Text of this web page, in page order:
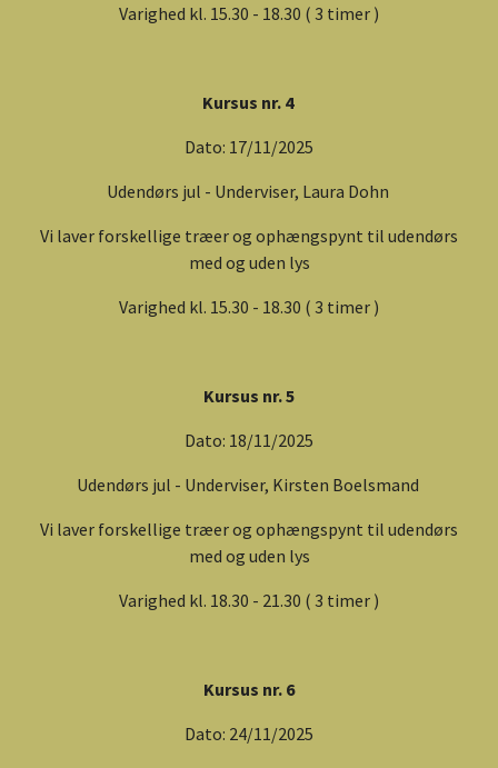
Varighed kl. 15.30 - 18.30 ( 3 timer )
Kursus nr. 4
Dato: 17/11/2025
Udendørs jul - Underviser, Laura Dohn
Vi laver forskellige træer og ophængspynt til udendørs
med og uden lys
Varighed kl. 15.30 - 18.30 ( 3 timer )
Kursus nr. 5
Dato: 18/11/2025
Udendørs jul - Underviser, Kirsten Boelsmand
Vi laver forskellige træer og ophængspynt til udendørs
med og uden lys
Varighed kl. 18.30 - 21.30 ( 3 timer )
Kursus nr. 6
Dato: 24/11/2025